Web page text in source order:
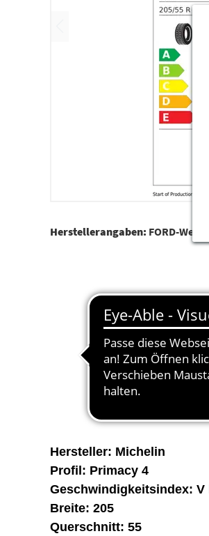
Herstellerangaben: FORD-
Hersteller: Michelin
Profil: Primacy 4
Geschwindigkeitsindex: V
Breite: 205
Querschnitt: 55